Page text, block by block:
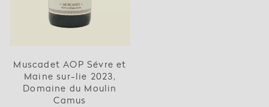
Muscadet AOP Sévre et
Maine sur-lie 2023,
Domaine du Moulin
Camus